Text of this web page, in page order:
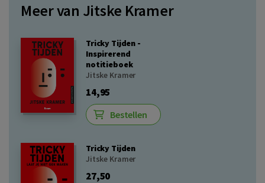
Meer van Jitske Kramer
Tricky Tijden -
Inspirerend
notitieboek
Jitske Kramer
14,95
Bestellen
Tricky Tijden
Jitske Kramer
27,50